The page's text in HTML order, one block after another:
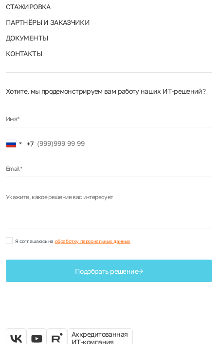
СТАЖИРОВКА
ПАРТНЁРЫ И ЗАКАЗЧИКИ
ДОКУМЕНТЫ
КОНТАКТЫ
Хотите, мы продемонстрируем вам работу наших ИТ‑решений?
Имя*
Russia
+7
+7
Email*
Укажите, какое решение вас интересует
Я соглашаюсь на обработку персональных данных
Подобрать решение
Аккредитованная
ИТ-компания